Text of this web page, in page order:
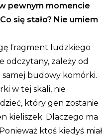
pewnym momencie
się stało? Nie umiem
fragment ludzkiego
odczytany, zależy od
budowy komórki.
w tej skali, nie
który gen zostanie
kieliszek. Dlaczego ma
ktoś kiedyś miał